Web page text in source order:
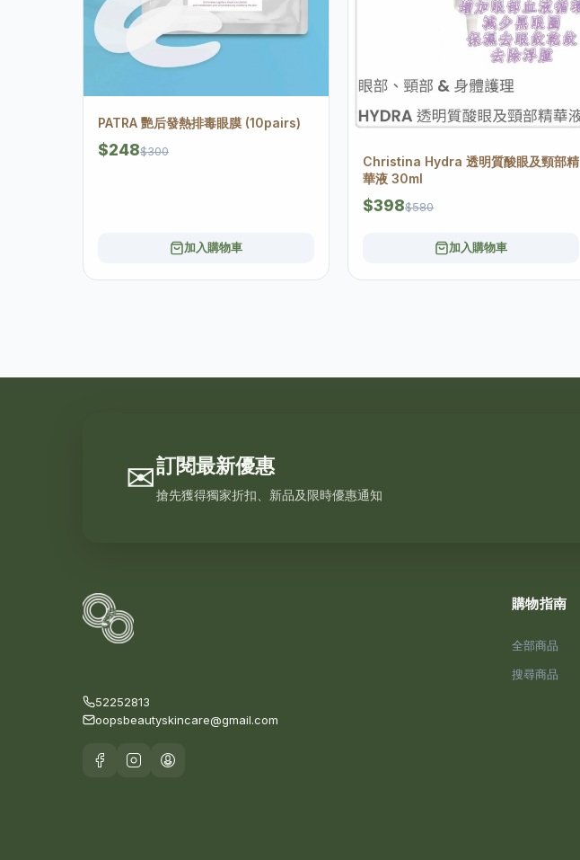
PATRA 艷后發熱排毒眼膜 (10pairs)
$248$300
加入購物車
Christina Hydra 透明質酸眼及頸部精
華液 30ml
$398$580
加入購物車
✉訂閱最新優惠
搶先獲得獨家折扣、新品及限時優惠通知
52252813
oopsbeautyskincare@gmail.com
購物指南
全部商品
搜尋商品